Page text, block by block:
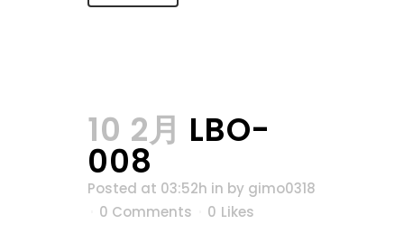
10 2月 LBO-
008
Posted at 03:52h in by gimo0318
0 Comments
0 Likes